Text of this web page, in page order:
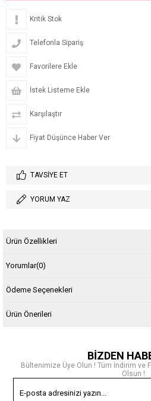
Kritik Stok
Telefonla Sipariş
Favorilere Ekle
İstek Listeme Ekle
Karşılaştır
Fiyat Düşünce Haber Ver
TAVSIYE ET
YORUM YAZ
Ürün Özellikleri
Yorumlar(0)
Ödeme Seçenekleri
Ürün Önerileri
BİZDEN
Bültenimize Üye Olun ! Tüm İndirim ve
Olsun !